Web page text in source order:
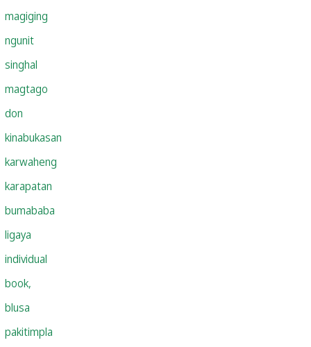
magiging
ngunit
singhal
magtago
don
kinabukasan
karwaheng
karapatan
bumababa
ligaya
individual
book,
blusa
pakitimpla